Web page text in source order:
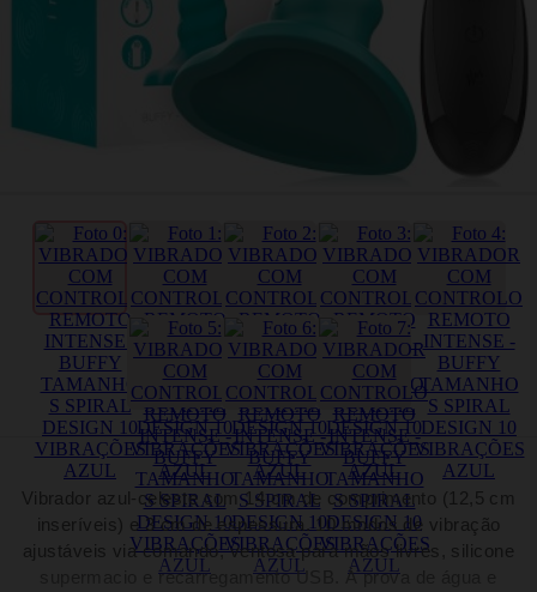
Vibrador azul-celeste com 14 cm de comprimento (12,5 cm
inseríveis) e 3 cm de espessura. 10 modos de vibração
ajustáveis via comando, ventosa para mãos livres, silicone
supermacio e recarregamento USB. À prova de água e